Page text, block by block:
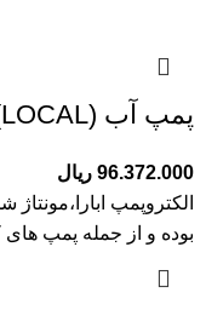
پمپ آب (CDA 1.00 M (LOCAL ابارا
96.372.000 ریال
الکتروپمپ
بوده و از جمله پمپ